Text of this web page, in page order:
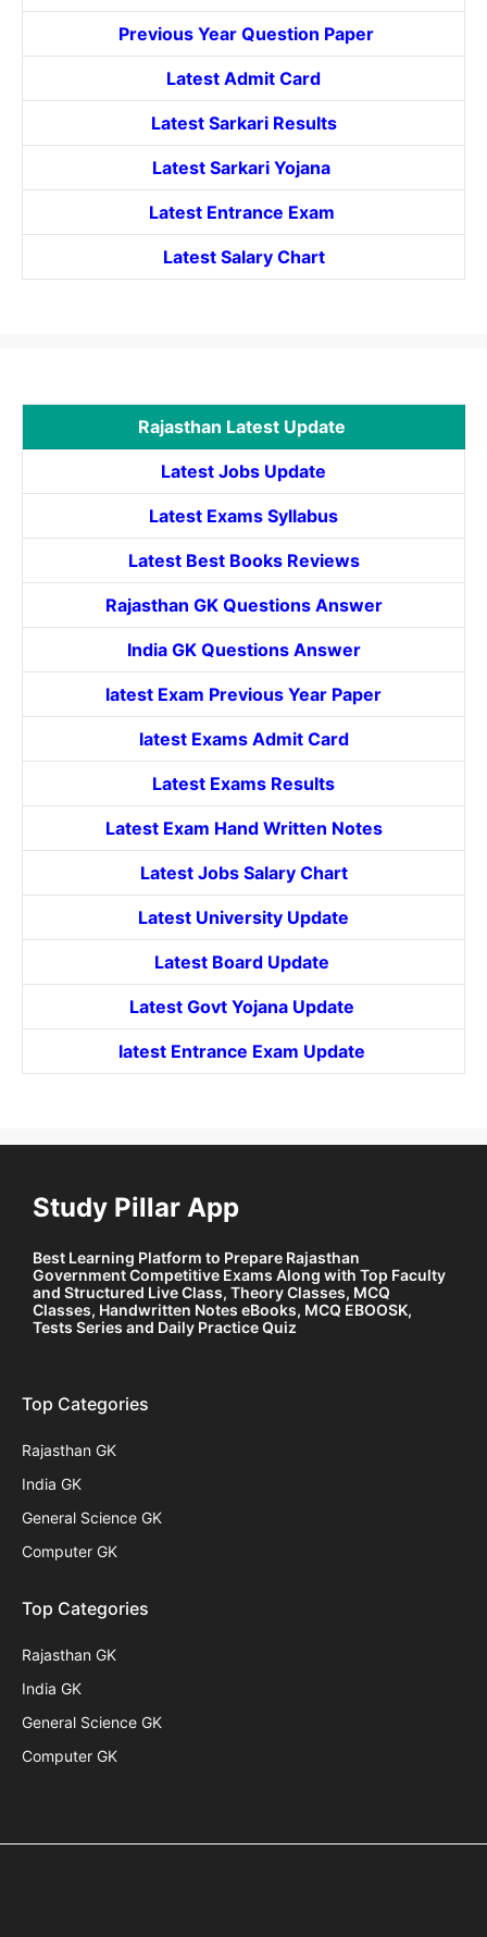
Previous Year Question Paper
Latest Admit Card
Latest Sarkari Results
Latest Sarkari Yojana
Latest Entrance Exam
Latest Salary Chart
Rajasthan Latest Update
Latest Jobs Update
Latest Exams Syllabus
Latest Best Books Reviews
Rajasthan GK Questions Answer
India GK Questions Answer
latest Exam Previous Year Paper
latest Exams Admit Card
Latest Exams Results
Latest Exam Hand Written Notes
Latest Jobs Salary Chart
Latest University Update
Latest Board Update
Latest Govt YojanaUpdate
latest Entrance Exam Update
Study Pillar App
Best Learning Platform to Prepare Rajasthan
Government Competitive Exams Along with Top Faculty
and Structured Live Class, Theory Classes, MCQ
Classes, Handwritten Notes eBooks, MCQ EBOOSK,
Tests Series and Daily Practice Quiz
Top Categories
Rajasthan GK
India GK
General Science GK
Computer GK
Top Categories
Rajasthan GK
India GK
General Science GK
Computer GK